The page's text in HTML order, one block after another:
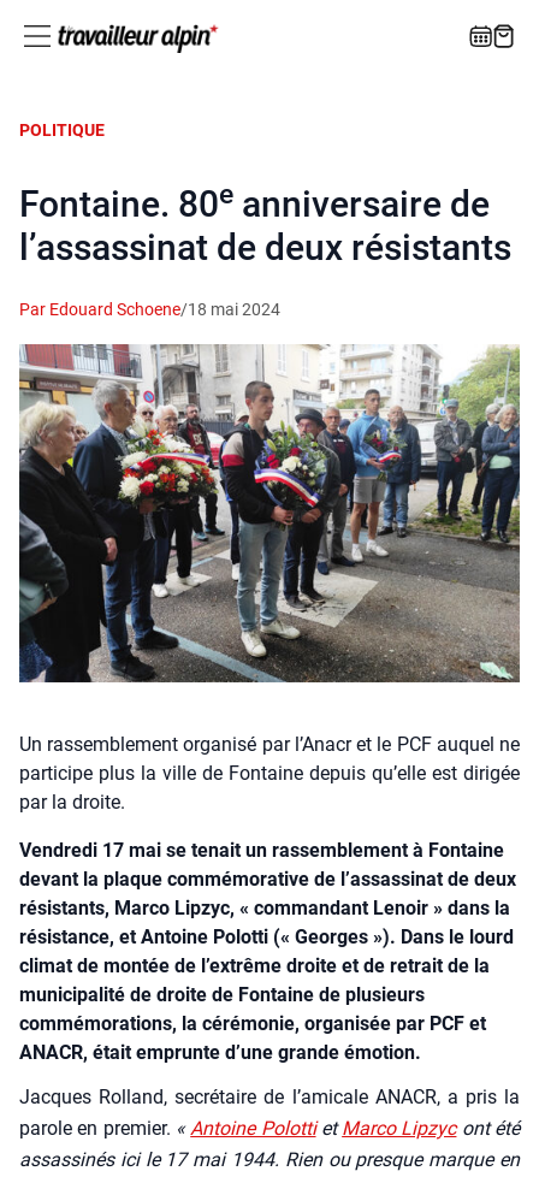
POLITIQUE
Fontaine. 80e anniversaire de
l’assassinat de deux résistants
Par Edouard Schoene/18 mai 2024
Un rassemblement organisé par l’Anacr et le PCF auquel ne
participe plus la ville de Fontaine depuis qu’elle est dirigée
par la droite.
Vendredi 17 mai se tenait un rassemblement à Fontaine
devant la plaque commémorative de l’assassinat de deux
résistants, Marco Lipzyc, « commandant Lenoir » dans la
résistance, et Antoine Polotti (« Georges »). Dans le lourd
climat de montée de l’extrême droite et de retrait de la
municipalité de droite de Fontaine de plusieurs
commémorations, la cérémonie, organisée par PCF et
ANACR, était emprunte d’une grande émotion.
Jacques Rol­land, secré­taire de l’amicale ANACR, a pris la
parole en pre­mier. « Antoine Polot­tietMar­co Lip­zycont été
assas­si­nés ici le 17 mai 1944. Rien ou presque marque en